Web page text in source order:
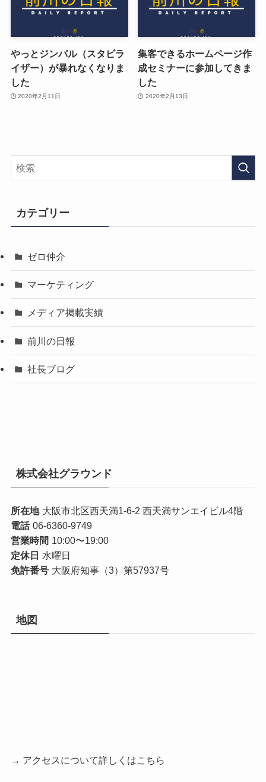
やっとジンバル（スタビラ
イザー）が暴れなくなりま
した
2020年2月11日
集客できるホームページ作
成セミナーに参加してきま
した
2020年2月13日
カテゴリー
ゼロ仲介
マーケティング
メディア掲載実績
前川の日報
社長ブログ
株式会社グラウンド
所在地 大阪市北区西天満1-6-2 西天満サンエイビル4階
電話 06-6360-9749
営業時間 10:00〜19:00
定休日 水曜日
免許番号 大阪府知事（3）第57937号
地図
→ アクセスについて詳しくはこちら